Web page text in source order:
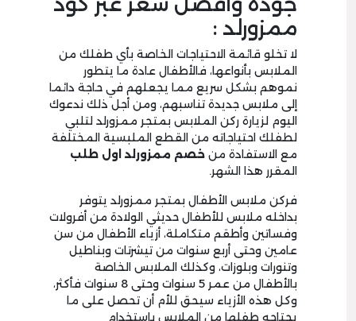
ممزورلد :
لا تخلو قائمة الاحتياجات الخاصة بأي طفلك من
الملابس بأنواعها، فالأطفال عادة ما يتطور
نموهم بشكل سريع مما يجعلهم في حاجة دائما
إلى ملابس جديدة تناسبهم، ومن أجل ذلك ندعوك
اليوم لزيارة ركن الملابس بمتجر ممزورلد لتلبي
لطفلك احتياجاته من القطع الملبسية المختلفة
مع الاستفادة من خصم ممزورلد اول طلب
المقرر هذا الشهر.
فركن ملابس الأطفال بمتجر ممزورلد يتوفر
بداخله ملابس للأطفال حديثي الولادة من أفرولات
وفساتين وأطقم متكاملة، أزياء الأطفال من سن
عامين وحتى أربع سنوات من تيشرتات وبناطيل
وتنورات وبلوزات، وكذلك الملابس الخاصة
بالأطفال من عمر 5 سنوات وحتى 8 سنوات فأكثر،
وكل هذه الأزياء سيحق للأم أن تحصل على ما
يحتاجه طفلها من الملابس باستخدام